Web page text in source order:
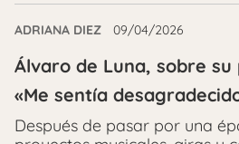
ADRIANA DIEZ 09/04/2026
Álvaro de Luna, sobre su
«Me sentía
Después de pasar por una